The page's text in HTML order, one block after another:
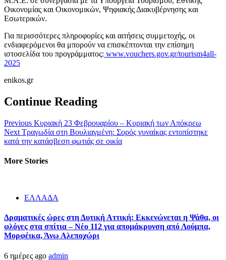
Οικονομίας και Οικονομικών, Ψηφιακής Διακυβέρνησης και
Εσωτερικών.
Για περισσότερες πληροφορίες και αιτήσεις συμμετοχής, οι
ενδιαφερόμενοι θα μπορούν να επισκέπτονται την επίσημη
ιστοσελίδα του προγράμματος: www.vouchers.gov.gr/tourism4all-
2025
enikos.gr
Continue Reading
Previous Κυριακή 23 Φεβρουαρίου – Κυριακή των Απόκρεω
Next Τραγωδία στη Βουλιαγμένη: Σορός γυναίκας εντοπίστηκε
κατά την κατάσβεση φωτιάς σε οικία
More Stories
ΕΛΛΑΔΑ
Δραματικές ώρες στη Δυτική Αττική: Εκκενώνεται η Ψάθα, οι
φλόγες στα σπίτια – Νέο 112 για απομάκρυνση από Λούμπα,
Μορφέικα, Άνω Αλεποχώρι
6 ημέρες ago admin